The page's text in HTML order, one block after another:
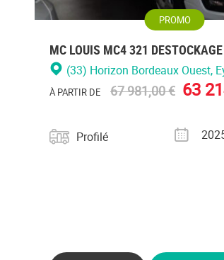
PROMO
MC LOUIS MC4 321 DESTOCKAGE
(33) Horizon Bordeaux Ouest,
À PARTIR DE 67 981,00 € 63
Catégorie
Profilé
Année